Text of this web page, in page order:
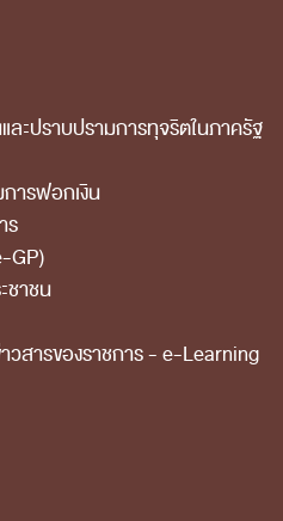
ะปราบปรามการทุจริตในภาครัฐ
ารฟอกเงิน
ร
GP)
ชาชน
สารของราชการ - e-Learning